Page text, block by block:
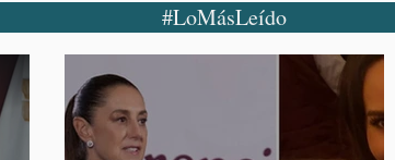
#LoMásLeído